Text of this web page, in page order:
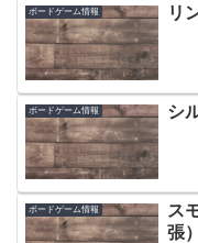
ボードゲーム情報 リ
ボードゲーム情報 シ
ボードゲーム情報
ス
張）